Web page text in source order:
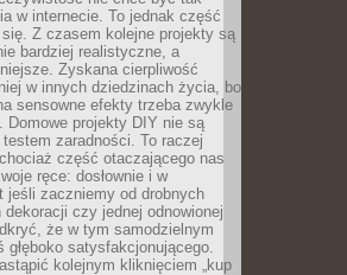
w internecie. To jednak część
Z czasem kolejne projekty są
bardziej realistyczne, a
Zyskana cierpliwość
w innych dziedzinach życia, bo
sensowne efekty trzeba zwykle
Domowe projekty DIY nie są
zaradności. To raczej
część otaczającego nas
ręce: dosłownie i w
jeśli zaczniemy od drobnych
dekoracji czy jednej odnowionej
że w tym samodzielnym
głęboko satysfakcjonującego.
kolejnym kliknięciem „kup